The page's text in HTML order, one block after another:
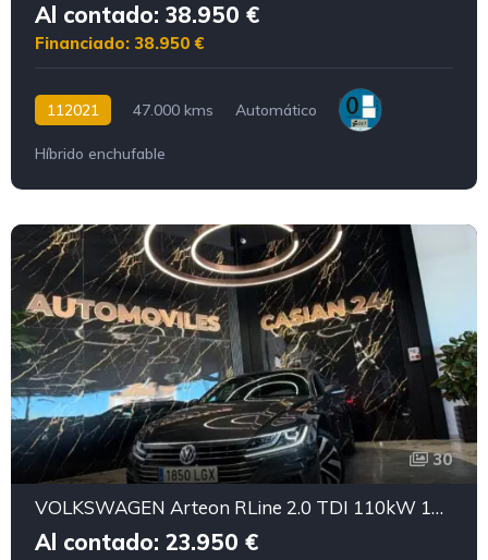
Al contado: 38.950 €
Financiado: 38.950 €
112021 47.000 kms Automático
Híbrido enchufable
30
VOLKSWAGEN Arteon RLine 2.0 TDI 110kW 150CV DSG
Al contado: 23.950 €